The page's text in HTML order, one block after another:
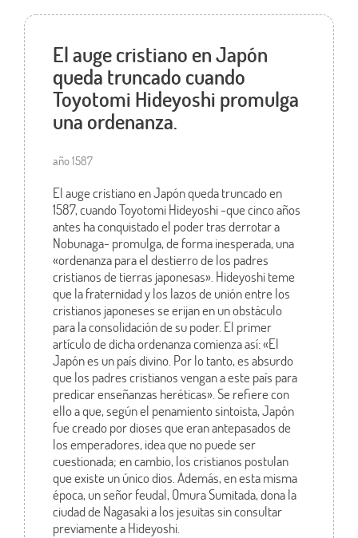
El auge cristiano en Japón
queda truncado cuando
Toyotomi Hideyoshi promulga
una ordenanza.
año 1587
El auge cristiano en Japón queda truncado en
1587, cuando Toyotomi Hideyoshi -que cinco años
antes ha conquistado el poder tras derrotar a
Nobunaga- promulga, de forma inesperada, una
«ordenanza para el destierro de los padres
cristianos de tierras japonesas». Hideyoshi teme
que la fraternidad y los lazos de unión entre los
cristianos japoneses se erijan en un obstáculo
para la consolidación de su poder. El primer
artículo de dicha ordenanza comienza así: «El
Japón es un país divino. Por lo tanto, es absurdo
que los padres cristianos vengan a este país para
predicar enseñanzas heréticas». Se refiere con
ello a que, según el penamiento sintoista, Japón
fue creado por dioses que eran antepasados de
los emperadores, idea que no puede ser
cuestionada; en cambio, los cristianos postulan
que existe un único dios. Además, en esta misma
época, un señor feudal, Omura Sumitada, dona la
ciudad de Nagasaki a los jesuitas sin consultar
previamente a Hideyoshi.